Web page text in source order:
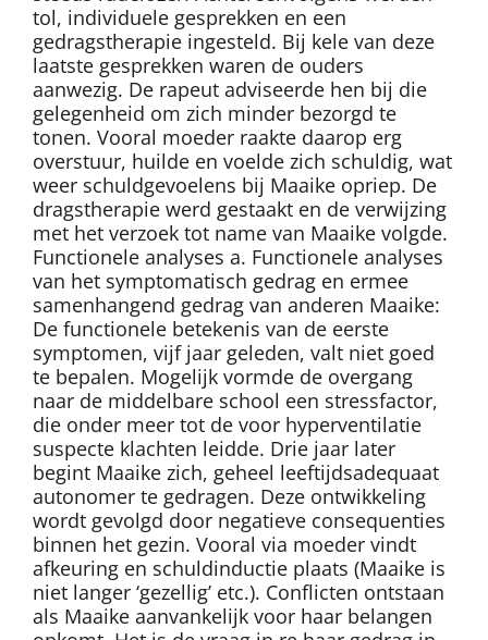
tol, individuele gesprekken en een
gedragstherapie ingesteld. Bij kele van deze
laatste gesprekken waren de ouders
aanwezig. De rapeut adviseerde hen bij die
gelegenheid om zich minder bezorgd te
tonen. Vooral moeder raakte daarop erg
overstuur, huilde en voelde zich schuldig, wat
weer schuldgevoelens bij Maaike opriep. De
dragstherapie werd gestaakt en de verwijzing
met het verzoek tot name van Maaike volgde.
Functionele analyses a. Functionele analyses
van het symptomatisch gedrag en ermee
samenhangend gedrag van anderen Maaike:
De functionele betekenis van de eerste
symptomen, vijf jaar geleden, valt niet goed
te bepalen. Mogelijk vormde de overgang
naar de middelbare school een stressfactor,
die onder meer tot de voor hyperventilatie
suspecte klachten leidde. Drie jaar later
begint Maaike zich, geheel leeftijdsadequaat
autonomer te gedragen. Deze ontwikkeling
wordt gevolgd door negatieve consequenties
binnen het gezin. Vooral via moeder vindt
afkeuring en schuldinductie plaats (Maaike is
niet langer ‘gezellig’ etc.). Conflicten ontstaan
als Maaike aanvankelijk voor haar belangen